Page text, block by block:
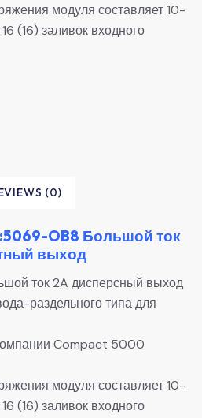
модуля составляет 10-
(16) заливок входного
(0)
OB8 Большой ток
выход
ток 2A дисперсный выход
раздельного типа для
Compact 5000
модуля составляет 10-
(16) заливок входного